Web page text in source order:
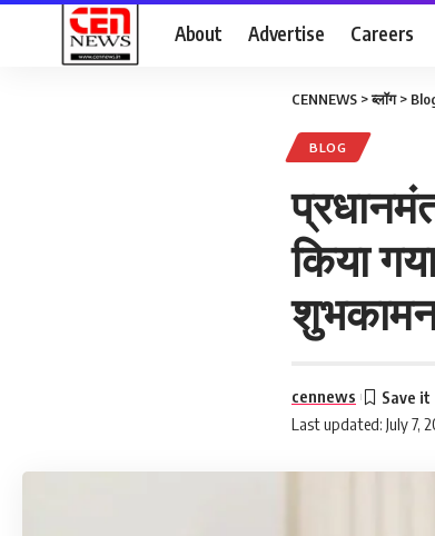
About Advertise Careers
CENNEWS >ब्लॉग>
BLOG
किया
Last updated: July 7,
cennews